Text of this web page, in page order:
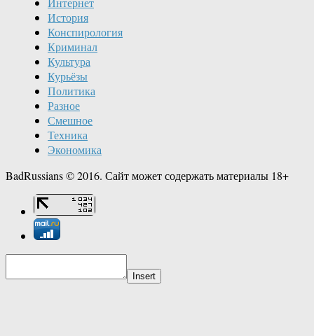
История
Конспирология
Криминал
Культура
Курьёзы
Политика
Разное
Смешное
Техника
Экономика
BadRussians © 2016. Сайт может содержать материалы 18+
Insert